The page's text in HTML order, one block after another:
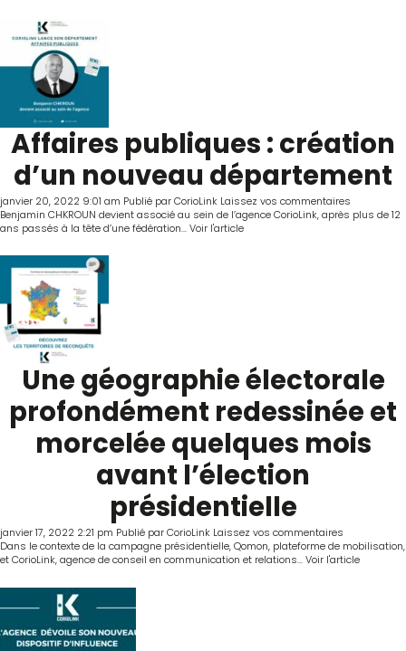
Affaires publiques : création
d’un nouveau département
janvier 20, 2022 9:01 am Publié parCorioLink Laissez vos commentaires
Benjamin CHKROUN devient associé au sein de l’agence CorioLink, après plus de 12
ans passés à la tête d’une fédération...Voir l'article
Une géographie électorale
profondément redessinée et
morcelée quelques mois
avant l’élection
présidentielle
janvier 17, 2022 2:21 pm Publié parCorioLink Laissez vos commentaires
Dans le contexte de la campagne présidentielle, Qomon, plateforme de mobilisation,
et CorioLink, agence de conseil en communication et relations...Voir l'article